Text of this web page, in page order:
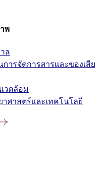
พ
ล
ารจัดการสารและของเสีย
วดล้อม
าศาสตร์และเทคโนโลยี